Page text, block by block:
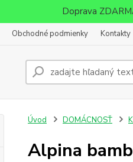
Doprava
Obchodné podmienky Kontakty
Úvod DOMÁCNOSŤ
Alpina